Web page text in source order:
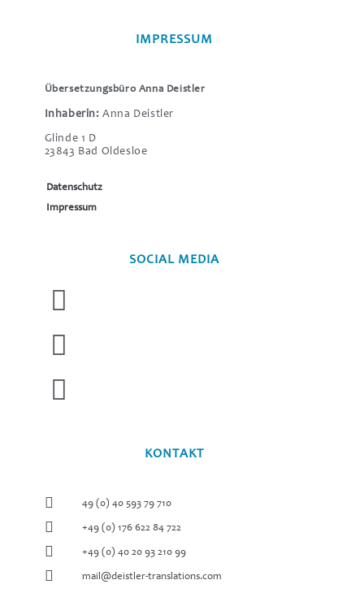
IMPRESSUM
Übersetzungsbüro Anna Deistler
Inhaberin: Anna Deistler
Glinde 1 D
23843 Bad Oldesloe
Datenschutz
Impressum
SOCIAL MEDIA
KONTAKT
49 (0) 40 593 79 710
+49 (0) 176 622 84 722
+49 (0) 40 20 93 210 99
mail@deistler-translations.com